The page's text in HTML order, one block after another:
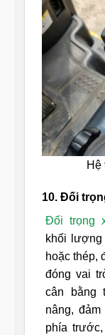
Hệ
10. Đối
Đối trọng
khối
hoặc thép,
đóng vai
cân bằng
nâng,
phía